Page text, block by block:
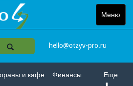
Меню
Toggle
hello@otzyv-pro.ru
Еще
и кафе Финансы